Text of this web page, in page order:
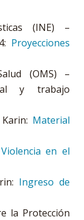
(INE) –
Proyecciones
(OMS) –
y trabajo
Material
en el
Ingreso de
la Protección